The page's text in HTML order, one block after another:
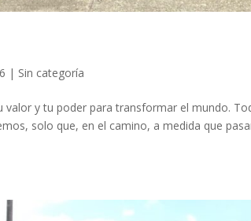
| Sin categoría
valor y tu poder para transformar el mundo.
solo que, en el camino, a medida que